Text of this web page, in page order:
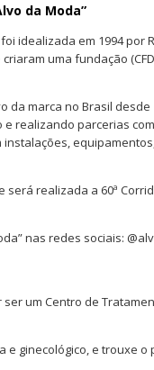
da Moda”
idealizada em 1994
uma fundação
da marca no Brasil
realizando parcerias
será realizada a 60ª
nas redes sociais:
ser um Centro de
ginecológico, e trouxe